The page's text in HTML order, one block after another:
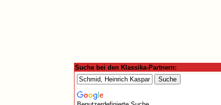
Suche bei den Klassika-Partnern: